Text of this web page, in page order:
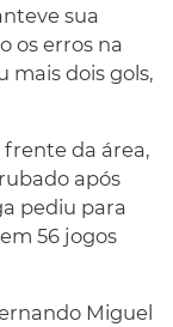
sua
os erros na
mais dois gols,
frente da área,
após
pediu para
56 jogos
Miguel